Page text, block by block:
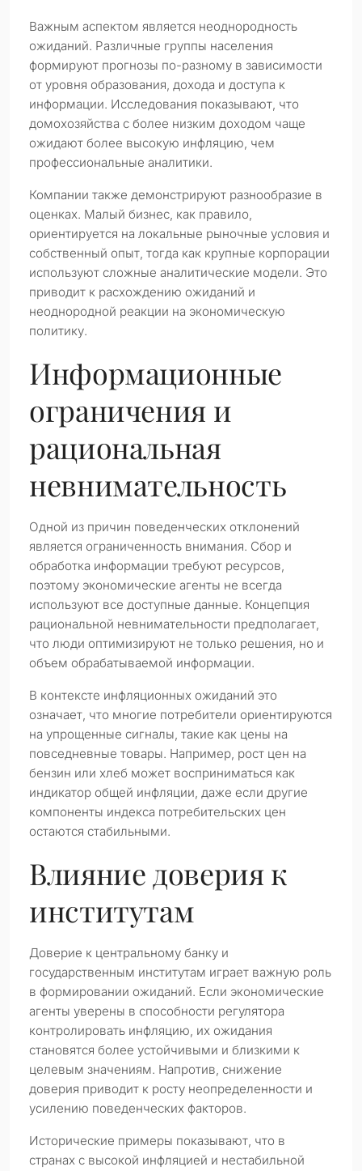
Важным аспектом является неоднородность
ожиданий. Различные группы населения
формируют прогнозы по-разному в зависимости
от уровня образования, дохода и доступа к
информации. Исследования показывают, что
домохозяйства с более низким доходом чаще
ожидают более высокую инфляцию, чем
профессиональные аналитики.
Компании также демонстрируют разнообразие в
оценках. Малый бизнес, как правило,
ориентируется на локальные рыночные условия и
собственный опыт, тогда как крупные корпорации
используют сложные аналитические модели. Это
приводит к расхождению ожиданий и
неоднородной реакции на экономическую
политику.
Информационные
ограничения и
рациональная
невнимательность
Одной из причин поведенческих отклонений
является ограниченность внимания. Сбор и
обработка информации требуют ресурсов,
поэтому экономические агенты не всегда
используют все доступные данные. Концепция
рациональной невнимательности предполагает,
что люди оптимизируют не только решения, но и
объем обрабатываемой информации.
В контексте инфляционных ожиданий это
означает, что многие потребители ориентируются
на упрощенные сигналы, такие как цены на
повседневные товары. Например, рост цен на
бензин или хлеб может восприниматься как
индикатор общей инфляции, даже если другие
компоненты индекса потребительских цен
остаются стабильными.
Влияние доверия к
институтам
Доверие к центральному банку и
государственным институтам играет важную роль
в формировании ожиданий. Если экономические
агенты уверены в способности регулятора
контролировать инфляцию, их ожидания
становятся более устойчивыми и близкими к
целевым значениям. Напротив, снижение
доверия приводит к росту неопределенности и
усилению поведенческих факторов.
Исторические примеры показывают, что в
странах с высокой инфляцией и нестабильной